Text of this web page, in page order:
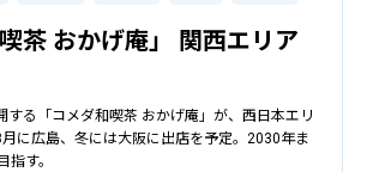
喫茶 おかげ庵」 関西エリア
する「コメダ和喫茶 おかげ庵」が、西日本エリ
に広島、冬には大阪に出店を予定。2030年ま
指す。